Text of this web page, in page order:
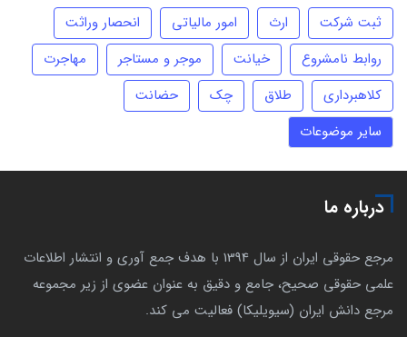
ثبت شرکت ارث امور مالیاتی
انحصار وراثت
روابط نامشروع
خیانت موجر و مستاجر
مهاجرت
کلاهبرداری
طلاق چک
حضانت
سایر موضوعات
درباره ما
مرجع حقوقی ایران از سال 1394 با هدف جمع آوری و انتشار اطلاعات
علمی حقوقی صحیح، جامع و دقیق به عنوان عضوی از زیر مجموعه
مرجع دانش ایران (سیویلیکا) فعالیت می کند.